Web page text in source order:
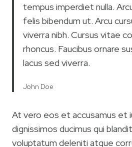
tempus imperdiet nulla.
felis bibendum ut. Arcu
viverra nibh. Cursus vitae
rhoncus. Faucibus ornare
lacus sed viverra.
John Doe
At vero eos et accusamus et
dignissimos ducimus qui
voluptatum deleniti atque